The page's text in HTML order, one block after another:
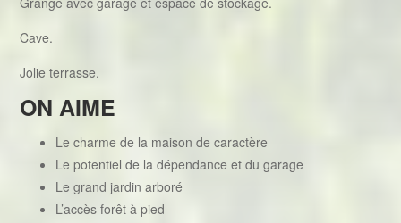
Cave.
Jolie terrasse.
ON AIME
Le charme de la maison de caractère
Le potentiel de la dépendance et du garage
Le grand jardin arboré
L’accès forêt à pied